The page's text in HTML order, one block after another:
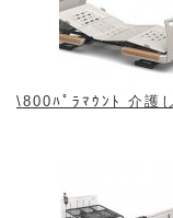
\800ﾊﾟﾗﾏｳﾝﾄ 介護